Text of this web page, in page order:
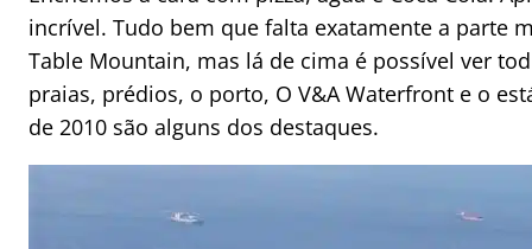
incrível. Tudo bem que falta exatamente a parte
Table Mountain, mas lá de cima é possível ver
praias, prédios, o porto, O V&A Waterfront e o
de 2010 são alguns dos destaques.